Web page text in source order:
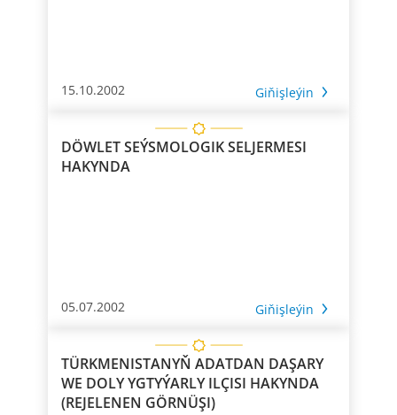
15.10.2002 Giňişleýin
DÖWLET SEÝSMOLOGIK SELJERMESI
HAKYNDA
05.07.2002 Giňişleýin
TÜRKMENISTANYŇ ADATDAN DAŞARY
WE DOLY YGTYÝARLY ILÇISI HAKYNDA
(REJELENEN GÖRNÜŞI)